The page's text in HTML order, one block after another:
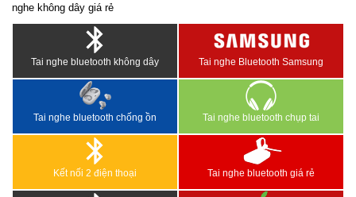
nghe không dây giá rẻ
Tai nghe bluetooth không dây Tai nghe Bluetooth Samsung
Tai nghe bluetooth chống ồn Tai nghe bluetooth chụp tai
Kết nối 2 điện thoại Tai nghe bluetooth giá rẻ